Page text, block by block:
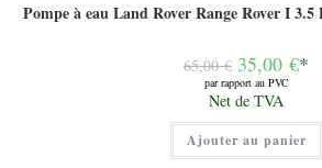
Pompe à eau Land Rover Range Rover I
65,00€ Le
prix
initial
était :
65,00 €.
35,00 €*
par rapport au PVC
Le
prix
actuel
est :
35,00 €.
Net de TVA
Ajouter au panier